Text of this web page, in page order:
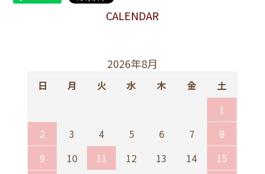
CALENDAR
2026年8月
日 月 火 水 木 金
土
1
2
3 4 5 6 7
8
9
10 11 12 13 14
15